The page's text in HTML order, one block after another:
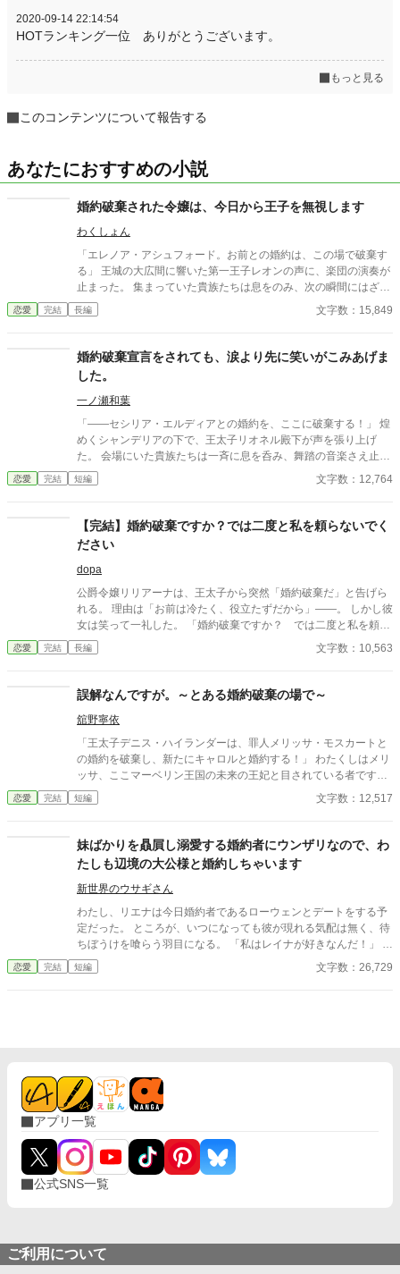
2020-09-14 22:14:54
HOTランキング一位 ありがとうございます。
もっと見る
このコンテンツについて報告する
あなたにおすすめの小説
婚約破棄された令嬢は、今日から王子を無視します
わくしょん
「エレノア・アシュフォード。お前との婚約は、この場で破棄す
る」 王城の大広間に響いた第一王子レオンの声に、楽団の演奏が
止まった。 集まっていた貴族たちは息をのみ、次の瞬間にはざわ
めきが広がる。 エレノアはゆっくりと顔を上げた。 目の前では、
王子が腰に手を回した美しい令嬢――侯爵令嬢セシリアが勝ち誇
恋愛 完結 長編 文字数：15,849
婚約破棄宣言をされても、涙より先に笑いがこみあげま
した。
一ノ瀬和葉
「――セシリア・エルディアとの婚約を、ここに破棄する！」 煌
めくシャンデリアの下で、王太子リオネル殿下が声を張り上げ
た。 会場にいた貴族たちは一斉に息を呑み、舞踏の音楽さえ止ま
る。 ……ああ、やっと来たか。 婚約破棄。断罪。悪役令嬢への審
判。 ここで私は泣き崩れ、殿下に縋りつき、噂通りの醜態をさら
念。 私の胸に込みあげてきたのは、涙ではなく、笑いだった。
（だって……ようやく自由になれるんですもの） その瞬間の私の
顔を、誰も「悪役令嬢」とは呼べなかったはずだ。 なろう、カク
ヨム様でも投稿しています。 なろう日間２０位 ２５０００PV
感謝です。 ※ご都合注意。後日談の方を一部修正しました。
恋愛 完結 短編 文字数：12,764
【完結】婚約破棄ですか？では二度と私を頼らないでく
ださい
dopa
公爵令嬢リリアーナは、王太子から突然「婚約破棄だ」と告げら
れる。 理由は「お前は冷たく、役立たずだから」――。 しかし彼
女は笑って一礼した。 「婚約破棄ですか？ では二度と私を頼ら
ないでください」 その一言を残し、王宮を去るリリアーナ。 実は
彼女こそ、長年にわたり国の財政、外交、魔道具開発まで陰で支
交は失敗し、財政は赤字、魔物討伐も滞り、王太子は初めて「彼
女がすべてを支えていた」と知ることになる。 一方リリアーナ
は、隣国の冷酷公爵にその才能を見いだされ、最高待遇で迎えら
れる。 「君が望むなら、今度は私が君を守ろう」 元婚約者が何度
謝っても、もう遅い。 婚約破棄された令嬢が、新たな居場所で幸
せを掴み、見下していた者たちを後悔させる痛快ざまぁファンタ
恋愛 完結 長編 文字数：10,563
誤解なんですが。～とある婚約破棄の場で～
舘野寧依
「王太子デニス・ハイランダーは、罪人メリッサ・モスカートと
の婚約を破棄し、新たにキャロルと婚約する！」 わたくしはメリ
ッサ、ここマーベリン王国の未来の王妃と目されている者です。
ところが、この国の貴族どころか、各国のお偉方が招待された立
太式にて、馬鹿四人と見たこともない少女がとんでもないことを
にびっくりしました。あなた達が馬鹿すぎて。 ※話自体は三人称
で進みます。
恋愛 完結 短編 文字数：12,517
妹ばかりを贔屓し溺愛する婚約者にウンザリなので、わ
たしも辺境の大公様と婚約しちゃいます
新世界のウサギさん
わたし、リエナは今日婚約者であるローウェンとデートをする予
定だった。 ところが、いつになっても彼が現れる気配は無く、待
ちぼうけを喰らう羽目になる。 「私はレイナが好きなんだ！」 そ
れなりの誠実さが売りだった彼は突如としてわたしを捨て、妹の
レイナにぞっこんになっていく。 こうなったら仕方ないので、わ
恋愛 完結 短編 文字数：26,729
アプリ一覧
公式SNS一覧
ご利用について